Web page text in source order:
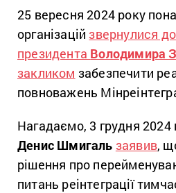
25 вересня 2024 року
організаційзвернулися до
президента Володимира
закликом забезпечити
повноважень
Нагадаємо, 3 грудня 2024
Денис Шмигаль заявив,
рішення про
питань реінтеграції